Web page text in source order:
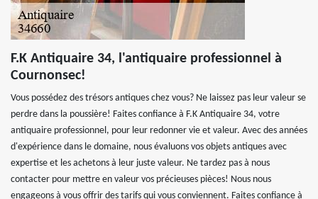
F.K Antiquaire 34, l'antiquaire professionnel à
Cournonsec!
Vous possédez des trésors antiques chez vous? Ne laissez pas leur valeur se
perdre dans la poussière! Faites confiance à F.K Antiquaire 34, votre
antiquaire professionnel, pour leur redonner vie et valeur. Avec des années
d'expérience dans le domaine, nous évaluons vos objets antiques avec
expertise et les achetons à leur juste valeur. Ne tardez pas à nous
contacter pour mettre en valeur vos précieuses pièces! Nous nous
engageons à vous offrir des tarifs qui vous conviennent. Faites confiance à